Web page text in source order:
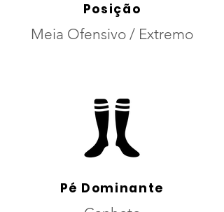
Posição
Meia Ofensivo / Extremo
Pé Dominante